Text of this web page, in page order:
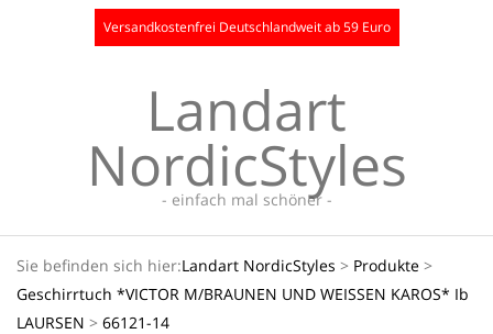
Versandkostenfrei Deutschlandweit ab 59 Euro
Landart
NordicStyles
- einfach mal schöner -
Navigation
Menu
Sie befinden sich hier:Landart NordicStyles > Produkte >
Geschirrtuch *VICTOR M/BRAUNEN UND WEISSEN KAROS* Ib
LAURSEN > 66121-14